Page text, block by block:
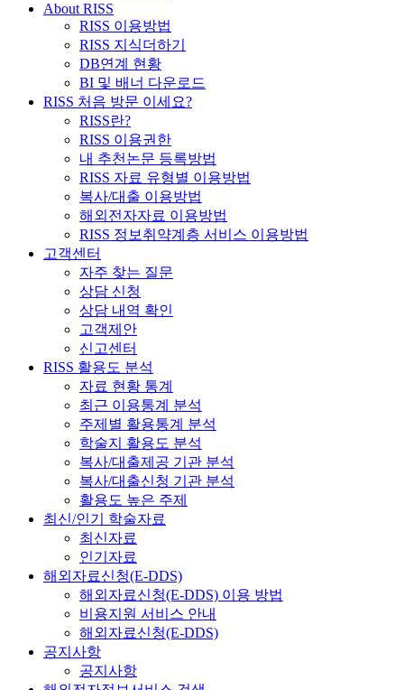
About RISS
RISS 이용방법
RISS 지식더하기
DB연계 현황
BI 및 배너 다운로드
RISS 처음 방문 이세요?
RISS란?
RISS 이용권한
내 추천논문 등록방법
RISS 자료 유형별 이용방법
복사/대출 이용방법
해외전자자료 이용방법
RISS 정보취약계층 서비스 이용방법
고객센터
자주 찾는 질문
상담 신청
상담 내역 확인
고객제안
신고센터
RISS 활용도 분석
자료 현황 통계
최근 이용통계 분석
주제별 활용통계 분석
학술지 활용도 분석
복사/대출제공 기관 분석
복사/대출신청 기관 분석
활용도 높은 주제
최신/인기 학술자료
최신자료
인기자료
해외자료신청(E-DDS)
해외자료신청(E-DDS) 이용 방법
비용지원 서비스 안내
해외자료신청(E-DDS)
공지사항
공지사항